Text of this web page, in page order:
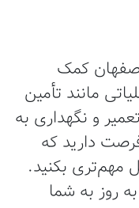
کمک
مانند تأمین
و نگهداری به
دارید که
بکنید.
روز به شما